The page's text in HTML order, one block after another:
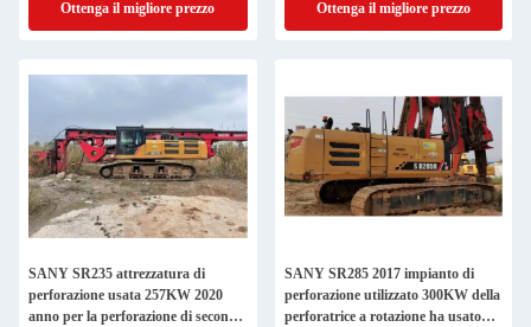
Ottenga il migliore prezzo
Ottenga il migliore prezzo
SANY SR235 attrezzatura di
perforazione usata 257KW 2020
anno per la perforazione di seconda
SANY SR285 2017 impianto di
perforazione utilizzato 300KW della
perforatrice a rotazione ha usato